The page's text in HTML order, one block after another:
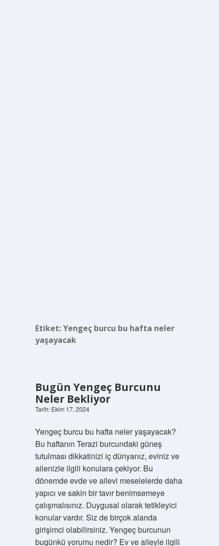
Etiket:Yengeç burcu bu hafta neler
yaşayacak
Bugün Yengeç Burcunu
Neler Bekliyor
Tarih: Ekim 17, 2024
Yengeç burcu bu hafta neler yaşayacak?
Bu haftanın Terazi burcundaki güneş
tutulması dikkatinizi iç dünyanız, eviniz ve
ailenizle ilgili konulara çekiyor. Bu
dönemde evde ve ailevi meselelerde daha
yapıcı ve sakin bir tavır benimsemeye
çalışmalısınız. Duygusal olarak tetikleyici
konular vardır. Siz de birçok alanda
girişimci olabilirsiniz. Yengeç burcunun
bugünkü yorumu nedir? Ev ve aileyle ilgili